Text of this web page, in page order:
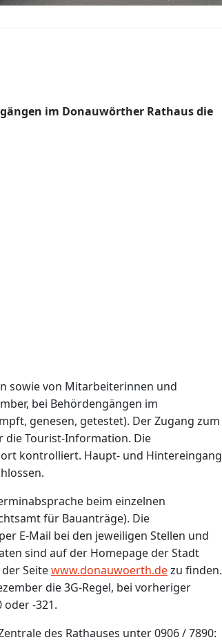
im Donauwörther Rathaus die
sowie von Mitarbeiterinnen und
bei Behördengängen im
genesen, getestet). Der Zugang zum
die Tourist-Information. Die
kontrolliert. Haupt- und Hintereingang
beim einzelnen
für Bauanträge). Die
E-Mail bei den jeweiligen Stellen und
sind auf der Homepage der Stadt
Seitewww.donauwoerth.dezu finden.
die 3G-Regel, bei vorheriger
-321.
des Rathauses unter 0906 / 7890: